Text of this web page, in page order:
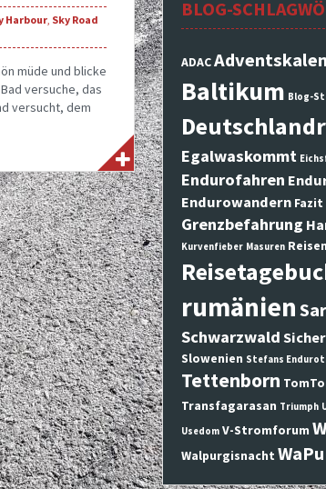
Harbour, Sky Road
müde und blicke
versuche, das
versucht, dem
BLOG-
ADAC
Baltikum Blog-
Egalwaskommt
Endurofahren
Endurowandern Fazit
Grenzbefahrung
Kurvenfieber Masuren Reisen
rumänien
Schwarzwald
Slowenien Stefans
Tettenborn
Transfagarasan Triumph
Usedom V-Stromforum
Walpurgisnacht WaPu